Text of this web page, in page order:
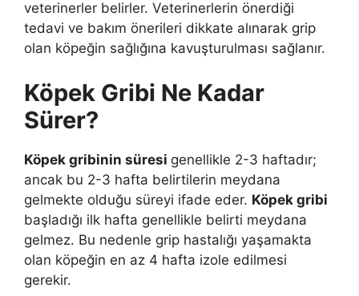
veterinerler belirler. Veterinerlerin önerdiği
tedavi ve bakım önerileri dikkate alınarak grip
olan köpeğin sağlığına kavuşturulması sağlanır.
Köpek Gribi Ne Kadar
Sürer?
Köpek gribinin süresi genellikle 2-3 haftadır;
ancak bu 2-3 hafta belirtilerin meydana
gelmekte olduğu süreyi ifade eder. Köpek gribi
başladığı ilk hafta genellikle belirti meydana
gelmez. Bu nedenle grip hastalığı yaşamakta
olan köpeğin en az 4 hafta izole edilmesi
gerekir.